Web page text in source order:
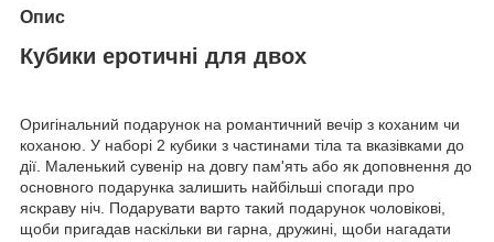
Опис
Кубики еротичні для двох
Оригінальний подарунок на романтичний вечір з коханим чи
коханою. У наборі 2 кубики з частинами тіла та вказівками до
дії. Маленький сувенір на довгу пам'ять або як доповнення до
основного подарунка залишить найбільші спогади про
яскраву ніч. Подарувати варто такий подарунок чоловікові,
щоби пригадав наскільки ви гарна, дружині, щоби нагадати